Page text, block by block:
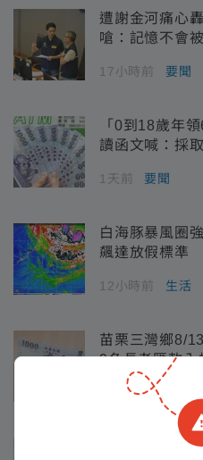
遭謝金河痛心
嗆：記憶不會
17小時前 要聞
「0到18歲年
讀函文喊：採
1天前 要聞
白海豚暴風圈
飆達放假標準
12小時前 生活
苗栗三灣鄉8/
9名長者匯款入
1天前 生活
川普多晶矽關